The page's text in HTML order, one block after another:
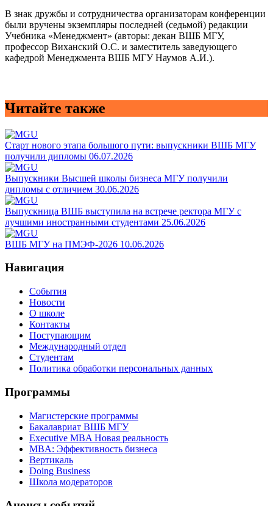
В знак дружбы и сотрудничества организаторам конференции
были вручены экземпляры последней (седьмой) редакции
Учебника «Менеджмент» (авторы: декан ВШБ МГУ,
профессор Виханский О.С. и заместитель заведующего
кафедрой Менеджмента ВШБ МГУ Наумов А.И.).
Читайте также
Старт нового этапа большого пути: выпускники ВШБ МГУ
получили дипломы 06.07.2026
Выпускники Высшей школы бизнеса МГУ получили
дипломы с отличием 30.06.2026
Выпускница ВШБ выступила на встрече ректора МГУ с
лучшими иностранными студентами 25.06.2026
ВШБ МГУ на ПМЭФ-2026 10.06.2026
Навигация
События
Новости
О школе
Контакты
Поступающим
Международный отдел
Студентам
Политика обработки персональных данных
Программы
Магистерские программы
Бакалавриат ВШБ МГУ
Executive MBA Новая реальность
MBA: Эффективность бизнеса
Вертикаль
Doing Business
Школа модераторов